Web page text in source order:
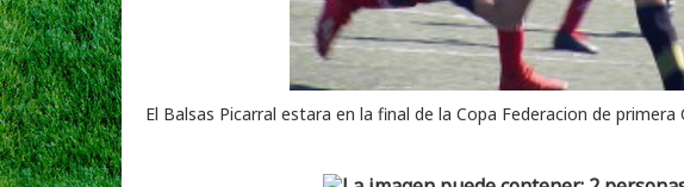
El Balsas Picarral estara en la final de la Copa Federacion de